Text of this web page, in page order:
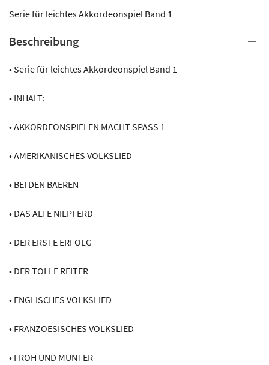
Spaß
Der
Erfolg
Serie für leichtes Akkordeonspiel Band 1
Beschreibung
• Serie für leichtes Akkordeonspiel Band 1
• INHALT:
• AKKORDEONSPIELEN MACHT SPASS 1
• AMERIKANISCHES VOLKSLIED
• BEI DEN BAEREN
• DAS ALTE NILPFERD
• DER ERSTE ERFOLG
• DER TOLLE REITER
• ENGLISCHES VOLKSLIED
• FRANZOESISCHES VOLKSLIED
• FROH UND MUNTER